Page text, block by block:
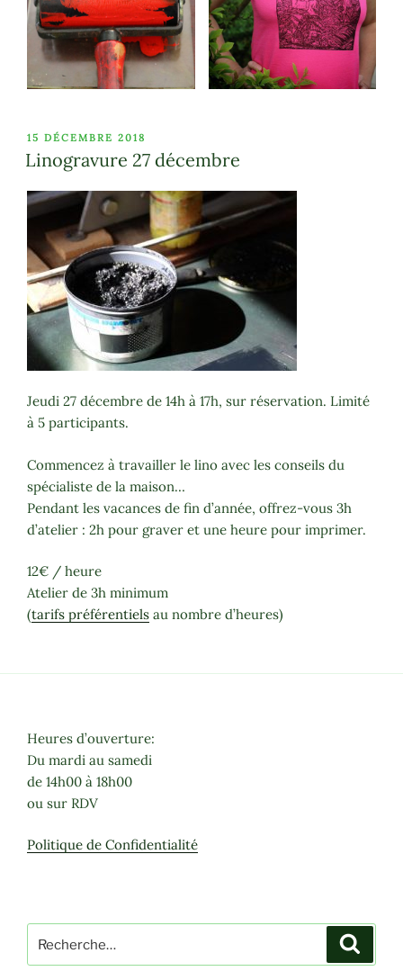
PUBLIÉ
LE
15 DÉCEMBRE 2018
Linogravure 27 décembre
Jeudi 27 décembre de 14h à 17h, sur réservation. Limité
à 5 participants.
Commencez à travailler le lino avec les conseils du
spécialiste de la maison…
Pendant les vacances de fin d’année, offrez-vous 3h
d’atelier : 2h pour graver et une heure pour imprimer.
12€ / heure
Atelier de 3h minimum
(tarifs préférentiels au nombre d’heures)
Heures d’ouverture:
Du mardi au samedi
de 14h00 à 18h00
ou sur RDV
Politique de Confidentialité
pour